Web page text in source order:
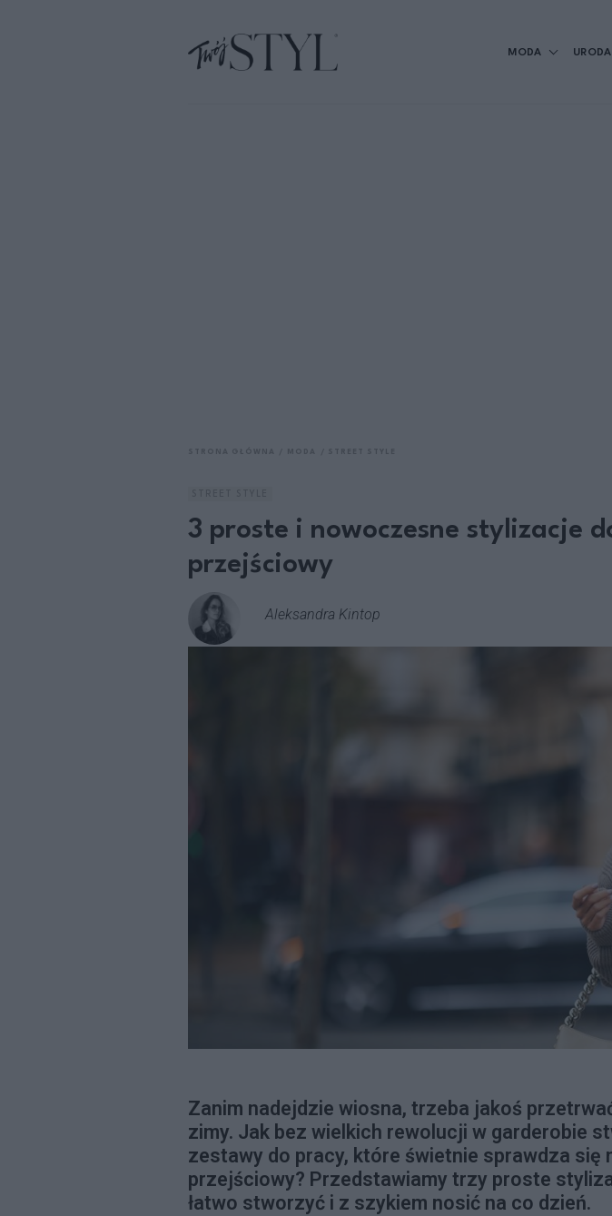
MODA URODA
3 proste i nowoczesne stylizacje
przejściowy
Aleksandra Kintop
Zanim nadejdzie wiosna, trzeba jakoś
zimy. Jak bez wielkich rewolucji w garderobie
zestawy do pracy, które świetnie sprawdza się
przejściowy? Przedstawiamy trzy proste
łatwo stworzyć i z szykiem nosić na co dzień.